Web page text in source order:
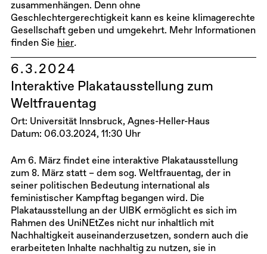
zusammenhängen. Denn ohne
Geschlechtergerechtigkeit kann es keine klimagerechte
Gesellschaft geben und umgekehrt. Mehr Informationen
finden Sie hier.
6.3.2024
Interaktive Plakatausstellung zum
Weltfrauentag
Ort: Universität Innsbruck, Agnes-Heller-Haus
Datum: 06.03.2024, 11:30 Uhr
Am 6. März findet eine interaktive Plakatausstellung
zum 8. März statt – dem sog. Weltfrauentag, der in
seiner politischen Bedeutung international als
feministischer Kampftag begangen wird. Die
Plakatausstellung an der UIBK ermöglicht es sich im
Rahmen des UniNEtZes nicht nur inhaltlich mit
Nachhaltigkeit auseinanderzusetzen, sondern auch die
erarbeiteten Inhalte nachhaltig zu nutzen, sie in